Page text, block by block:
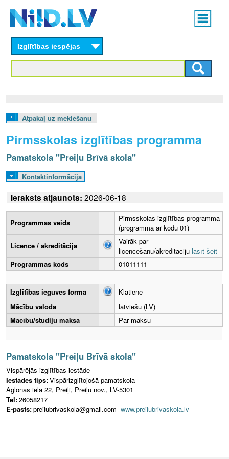
content
Main
menu
L
V
Izglītības iespējas
Atpakaļ uz meklēšanu
Pirmsskolas izglītības programma
Pamatskola "Preiļu Brīvā skola"
Kontaktinformācija
Ieraksts atjaunots: 2026-06-18
Programmas veids
Pirmsskolas izglītības programma
(programma ar kodu 01)
Licence / akreditācija
Vairāk par
licencēšanu/akreditāciju lasīt šeit
Programmas kods
01011111
Izglītības ieguves forma
Klātiene
Mācību valoda
latviešu (LV)
Mācību/studiju maksa
Par maksu
Pamatskola "Preiļu Brīvā skola"
Vispārējās izglītības iestāde
Iestādes tips:Vispārizglītojošā pamatskola
Aglonas iela 22, Preiļi, Preiļu nov., LV-5301
Tel:26058217
E-pasts:preilubrivaskola@gmail.com www.preilubrivaskola.lv